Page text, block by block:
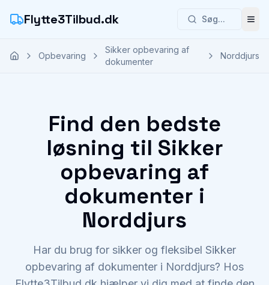
Flytte3Tilbud.dk Søg... Åbn
Opbevaring
Sikker opbevaring af
dokumenter
Norddjurs
Find den bedste
løsning til Sikker
opbevaring af
dokumenter i
Norddjurs
Har du brug for sikker og fleksibel Sikker
opbevaring af dokumenter i Norddjurs? Hos